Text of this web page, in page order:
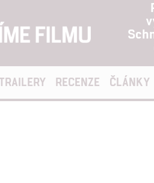
TRAILERY RECENZE ČLÁNKY